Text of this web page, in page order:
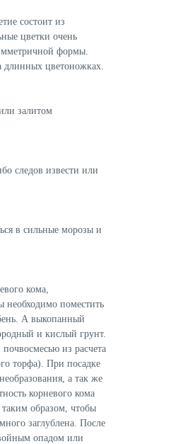
состоит из
цветки очень
формы.
длинных цветоножках.
залитом
следов извести или
в сильные морозы и
кома,
необходимо поместить
А выкопанный
и кислый грунт.
из расчета
торфа). При посадке
а так же
корневого кома
образом, чтобы
заглублена. После
опадом или